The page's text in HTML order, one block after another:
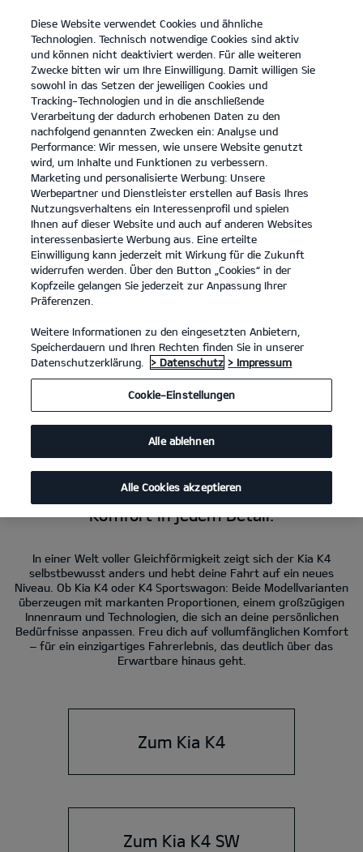
open
menu
KONTAKT
1.6 T-GDI DCT; 132,4 kW (180 PS): Kraftstoffverbrauch kombiniert
6,9 l/100 km. CO₂-Emissionen kombiniert 155 g/km. CO₂-Klasse E.
Kia K4 Sportswagon1.6 T-GDI DCT; 132,4 kW (180 PS): Kraftstoffverbrauch
kombiniert 7,1 l/100 km. CO₂-Emissionen kombiniert 161 g/km. CO₂-Klasse
Der Kia K4.
Komfort in jedem Detail.
In einer Welt voller Gleichförmigkeit zeigt sich der Kia K4
selbstbewusst anders und hebt deine Fahrt auf ein neues
Niveau. Ob Kia K4 oder K4 Sportswagon: Beide Modellvarianten
überzeugen mit markanten Proportionen, einem großzügigen
Innenraum und Technologien, die sich an deine persönlichen
Bedürfnisse anpassen. Freu dich auf vollumfänglichen Komfort
– für ein einzigartiges Fahrerlebnis, das deutlich über das
Erwartbare hinaus geht.
Zum Kia K4
Zum Kia K4 SW
Diese Website verwendet Cookies und ähnliche
Technologien. Technisch notwendige Cookies sind aktiv
und können nicht deaktiviert werden. Für alle weiteren
Zwecke bitten wir um Ihre Einwilligung. Damit willigen Sie
sowohl in das Setzen der jeweiligen Cookies und
Tracking-Technologien und in die anschließende
Verarbeitung der dadurch erhobenen Daten zu den
nachfolgend genannten Zwecken ein: Analyse und
Performance: Wir messen, wie unsere Website genutzt
wird, um Inhalte und Funktionen zu verbessern.
Marketing und personalisierte Werbung: Unsere
Werbepartner und Dienstleister erstellen auf Basis Ihres
Nutzungsverhaltens ein Interessenprofil und spielen
Ihnen auf dieser Website und auch auf anderen Websites
interessenbasierte Werbung aus. Eine erteilte
Einwilligung kann jederzeit mit Wirkung für die Zukunft
widerrufen werden. Über den Button „Cookies“ in der
Kopfzeile gelangen Sie jederzeit zur Anpassung Ihrer
Präferenzen.
Weitere Informationen zu den eingesetzten Anbietern,
Speicherdauern und Ihren Rechten finden Sie in unserer
Datenschutzerklärung.
> Datenschutz > Impressum
Cookie-Einstellungen
Alle ablehnen
Alle Cookies akzeptieren